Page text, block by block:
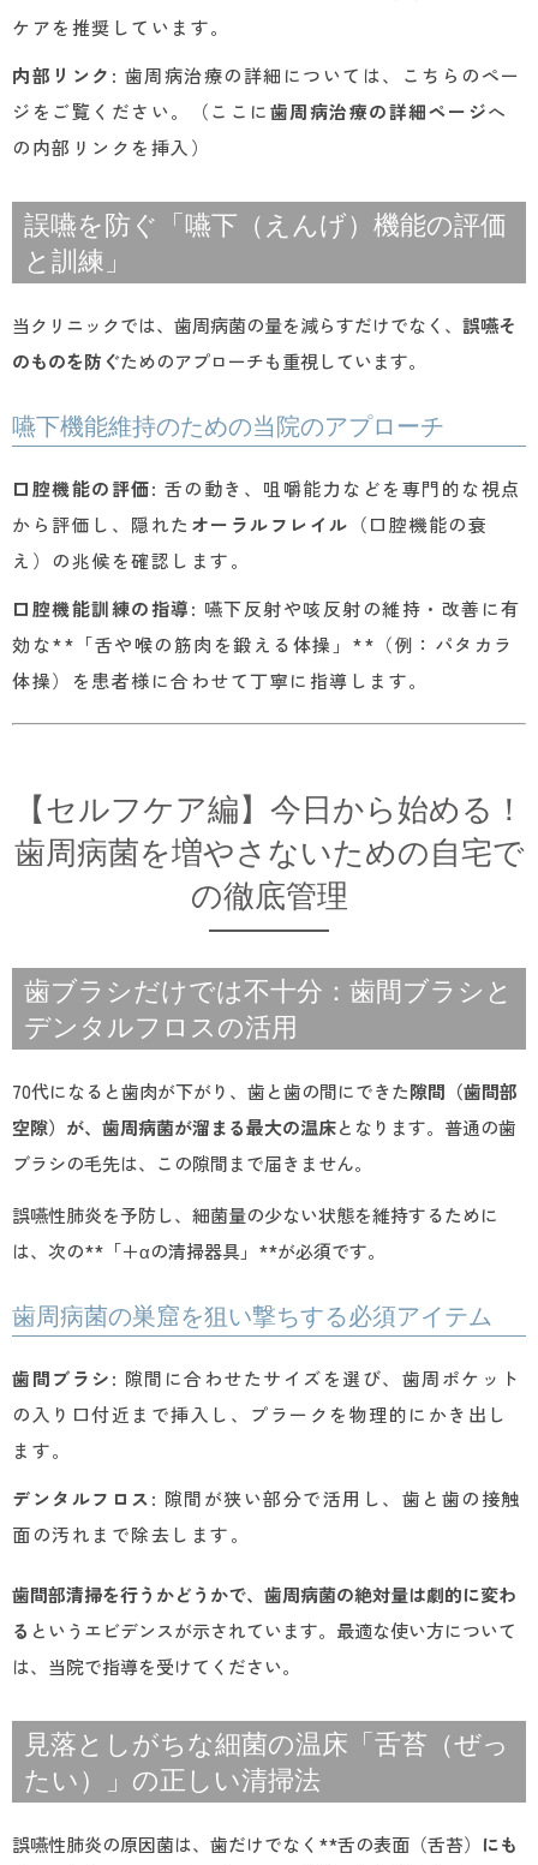
ケアを推奨しています。
内部リンク : 歯周病治療の詳細については、こちらのペー
ジをご覧ください。（ここに歯周病治療の詳細ページへ
の内部リンクを挿入）
誤嚥を防ぐ「嚥下（えんげ）機能の評価
と訓練」
当クリニックでは、歯周病菌の量を減らすだけでなく、 誤嚥そ
のものを防ぐためのアプローチも重視しています。
嚥下機能維持のための当院のアプローチ
口腔機能の評価: 舌の動き、咀嚼能力などを専門的な視点
から評価し、隠れた オーラルフレイル （口腔機能の衰
え）の兆候を確認します。
口腔機能訓練の指導: 嚥下反射や咳反射の維持・改善に有
効な**「舌や喉の筋肉を鍛える体操」**（例：パタカラ
体操）を患者様に合わせて丁寧に指導します。
【セルフケア編】今日から始める！
歯周病菌を増やさないための自宅で
の徹底管理
歯ブラシだけでは不十分：歯間ブラシと
デンタルフロスの活用
70代になると歯肉が下がり、歯と歯の間にできた隙間（歯間部
空隙）が、歯周病菌が溜まる最大の温床となります。普通の歯
ブラシの毛先は、この隙間まで届きません。
誤嚥性肺炎を予防し、細菌量の少ない状態を維持するために
は、次の**「＋αの清掃器具」**が必須です。
歯周病菌の巣窟を狙い撃ちする必須アイテム
歯間ブラシ: 隙間に合わせたサイズを選び、歯周ポケット
の入り口付近まで挿入し、プラークを物理的にかき出し
ます。
デンタルフロス: 隙間が狭い部分で活用し、歯と歯の接触
面の汚れまで除去します。
歯間部清掃を行うかどうかで、歯周病菌の絶対量は劇的に変わ
る というエビデンスが示されています。最適な使い方について
は、当院で指導を受けてください。
見落としがちな細菌の温床「舌苔（ぜっ
たい）」の正しい清掃法
誤嚥性肺炎の原因菌は、歯だけでなく**舌の表面（舌苔） にも